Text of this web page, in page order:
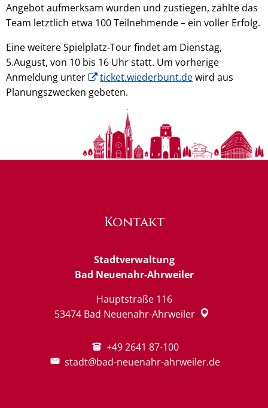
Angebot aufmerksam wurden und zustiegen, zählte das
Team letztlich etwa 100 Teilnehmende – ein voller Erfolg.
Eine weitere Spielplatz-Tour findet am Dienstag,
5.August, von 10 bis 16 Uhr statt. Um vorherige
Anmeldung unter
ticket.wiederbunt.dewird aus
Planungszwecken gebeten.
Kontakt
Stadtverwaltung
Bad Neuenahr-Ahrweiler
Hauptstraße 116
53474 Bad Neuenahr-Ahrweiler
+49 2641 87-100
stadt@bad-neuenahr-ahrweiler.de